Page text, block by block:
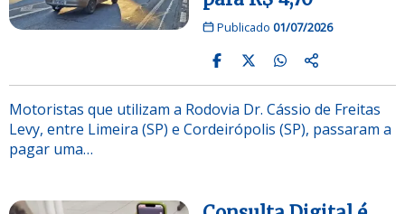
Publicado 01/07/2026
Motoristas que utilizam a Rodovia Dr. Cássio de Freitas
Levy, entre Limeira (SP) e Cordeirópolis (SP), passaram a
pagar uma…